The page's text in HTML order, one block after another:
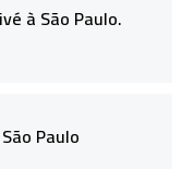
à São Paulo.
Paulo